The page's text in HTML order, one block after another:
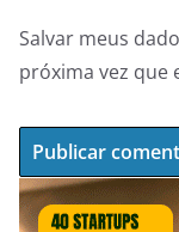
Salvar meus
próxima vez que